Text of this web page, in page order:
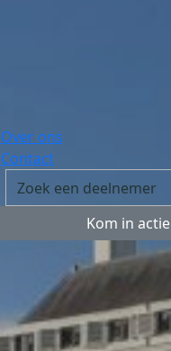
Over ons
Contact
Kom in actie